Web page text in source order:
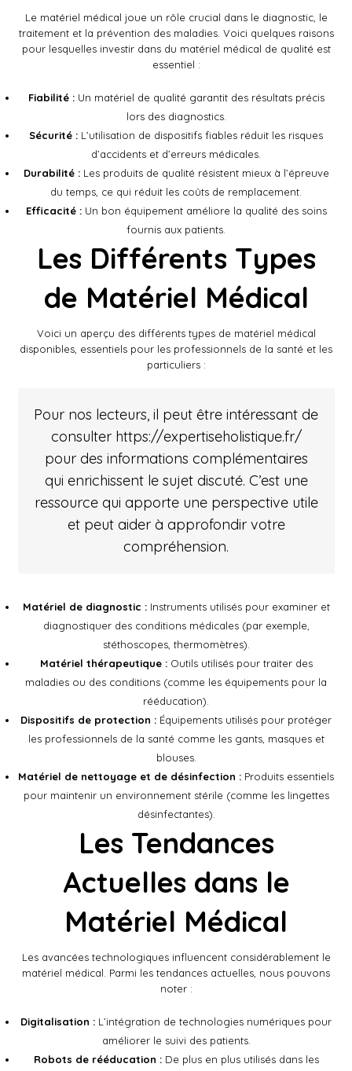
Le matériel médical joue un rôle crucial dans le diagnostic, le
traitement et la prévention des maladies. Voici quelques raisons
pour lesquelles investir dans du matériel médical de qualité est
essentiel :
Fiabilité :Un matériel de qualité garantit des résultats précis
lors des diagnostics.
Sécurité : L’utilisation de dispositifs fiables réduit les risques
d’accidents et d’erreurs médicales.
Durabilité :Les produits de qualité résistent mieux à l’épreuve
du temps, ce qui réduit les coûts de remplacement.
Efficacité :Un bon équipement améliore la qualité des soins
fournis aux patients.
Les Différents Types
de Matériel Médical
Voici un aperçu des différents types de matériel médical
disponibles, essentiels pour les professionnels de la santé et les
particuliers :
Pour nos lecteurs, il peut être intéressant de
consulter https://expertiseholistique.fr/
pour des informations complémentaires
qui enrichissent le sujet discuté. C’est une
ressource qui apporte une perspective utile
et peut aider à approfondir votre
compréhension.
Matériel de diagnostic :Instruments utilisés pour examiner et
diagnostiquer des conditions médicales (par exemple,
stéthoscopes, thermomètres).
Matériel thérapeutique :Outils utilisés pour traiter des
maladies ou des conditions (comme les équipements pour la
rééducation).
Dispositifs de protection : Équipements utilisés pour protéger
les professionnels de la santé comme les gants, masques et
blouses.
Matériel de nettoyage et de désinfection : Produits essentiels
pour maintenir un environnement stérile (comme les lingettes
désinfectantes).
Les Tendances
Actuelles dans le
Matériel Médical
Les avancées technologiques influencent considérablement le
matériel médical. Parmi les tendances actuelles, nous pouvons
noter :
Digitalisation : L’intégration de technologies numériques pour
améliorer le suivi des patients.
Robots de rééducation :De plus en plus utilisés dans les